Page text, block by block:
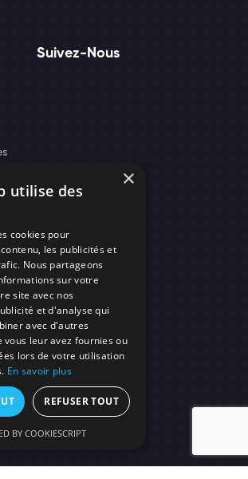
Suivez-Nous
×
utilise des
cookies pour
les publicités et
Nous partageons
sur votre
site avec nos
et d'analyse qui
avec d'autres
vous leur avez fournies ou
lors de votre utilisation
En savoir plus
REFUSER TOUT
BY COOKIESCRIPT